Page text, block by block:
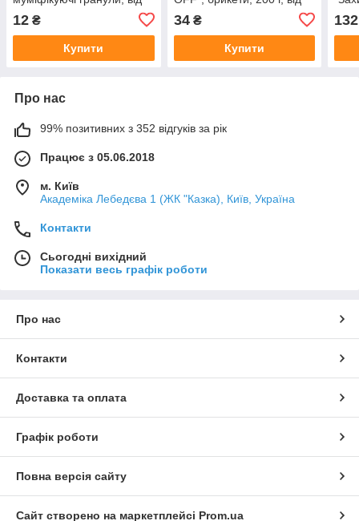
"Агро Протекшн", Україна
12 ₴
Купити
Агро Протекшн, Україна
34₴
Купити
132
Про нас
99% позитивних з 352 відгуків за рік
Працює з 05.06.2018
м. Київ
Академіка Лебедєва 1 (ЖК "Казка), Київ, Україна
Контакти
Сьогодні вихідний
Показати весь графік роботи
Про нас
Контакти
Доставка та оплата
Графік роботи
Повна версія сайту
Сайт створено на маркетплейсі Prom.ua